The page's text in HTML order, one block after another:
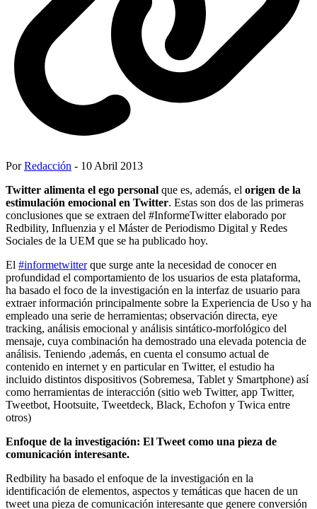
PorRedacción - 10 Abril 2013
Twitter alimenta el ego personal que es, además, el origen de la
estimulación emocional en Twitter. Estas son dos de las primeras
conclusiones que se extraen del #InformeTwitter elaborado por
Redbility, Influenzia y el Máster de Periodismo Digital y Redes
Sociales de la UEM que se ha publicado hoy.
El #informetwitterque surge ante la necesidad de conocer en
profundidad el comportamiento de los usuarios de esta plataforma,
ha basado el foco de la investigación en la interfaz de usuario para
extraer información principalmente sobre la Experiencia de Uso y ha
empleado una serie de herramientas; observación directa, eye
tracking, análisis emocional y análisis sintático-morfológico del
mensaje, cuya combinación ha demostrado una elevada potencia de
análisis. Teniendo ,además, en cuenta el consumo actual de
contenido en internet y en particular en Twitter, el estudio ha
incluido distintos dispositivos (Sobremesa, Tablet y Smartphone) así
como herramientas de interacción (sitio web Twitter, app Twitter,
Tweetbot, Hootsuite, Tweetdeck, Black, Echofon y Twica entre
otros)
Enfoque de la investigación: El Tweet como una pieza de
comunicación interesante.
Redbility ha basado el enfoque de la investigación en la
identificación de elementos, aspectos y temáticas que hacen de un
tweet una pieza de comunicación interesante que genere conversión